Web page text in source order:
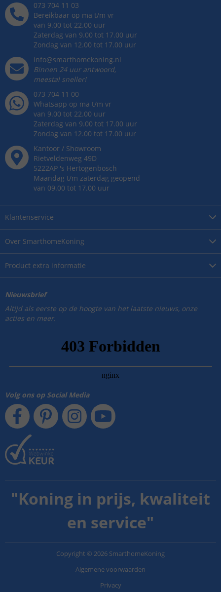
Over SmarthomeKoning
Product extra informatie
Klantenservice
073 704 11 03
Bereikbaar op ma t/m vr
van 9.00 tot 22.00 uur
Zaterdag van 9.00 tot 17.00 uur
Zondag van 12.00 tot 17.00 uur
info@smarthomekoning.nl
Binnen 24 uur antwoord,
meestal sneller!
073 704 11 00
Whatsapp op ma t/m vr
van 9.00 tot 22.00 uur
Zaterdag van 9.00 tot 17.00 uur
Zondag van 12.00 tot 17.00 uur
Kantoor / Showroom
Rietveldenweg 49D
5222AP 's Hertogenbosch
Maandag t/m zaterdag geopend
van 09.00 tot 17.00 uur
Nieuwsbrief
Altijd als eerste op de hoogte van het laatste nieuws, onze
acties en meer.
Volg ons op Social Media
"Koning in prijs, kwaliteit
en service"
Copyright © 2026 SmarthomeKoning
Algemene voorwaarden
Privacy